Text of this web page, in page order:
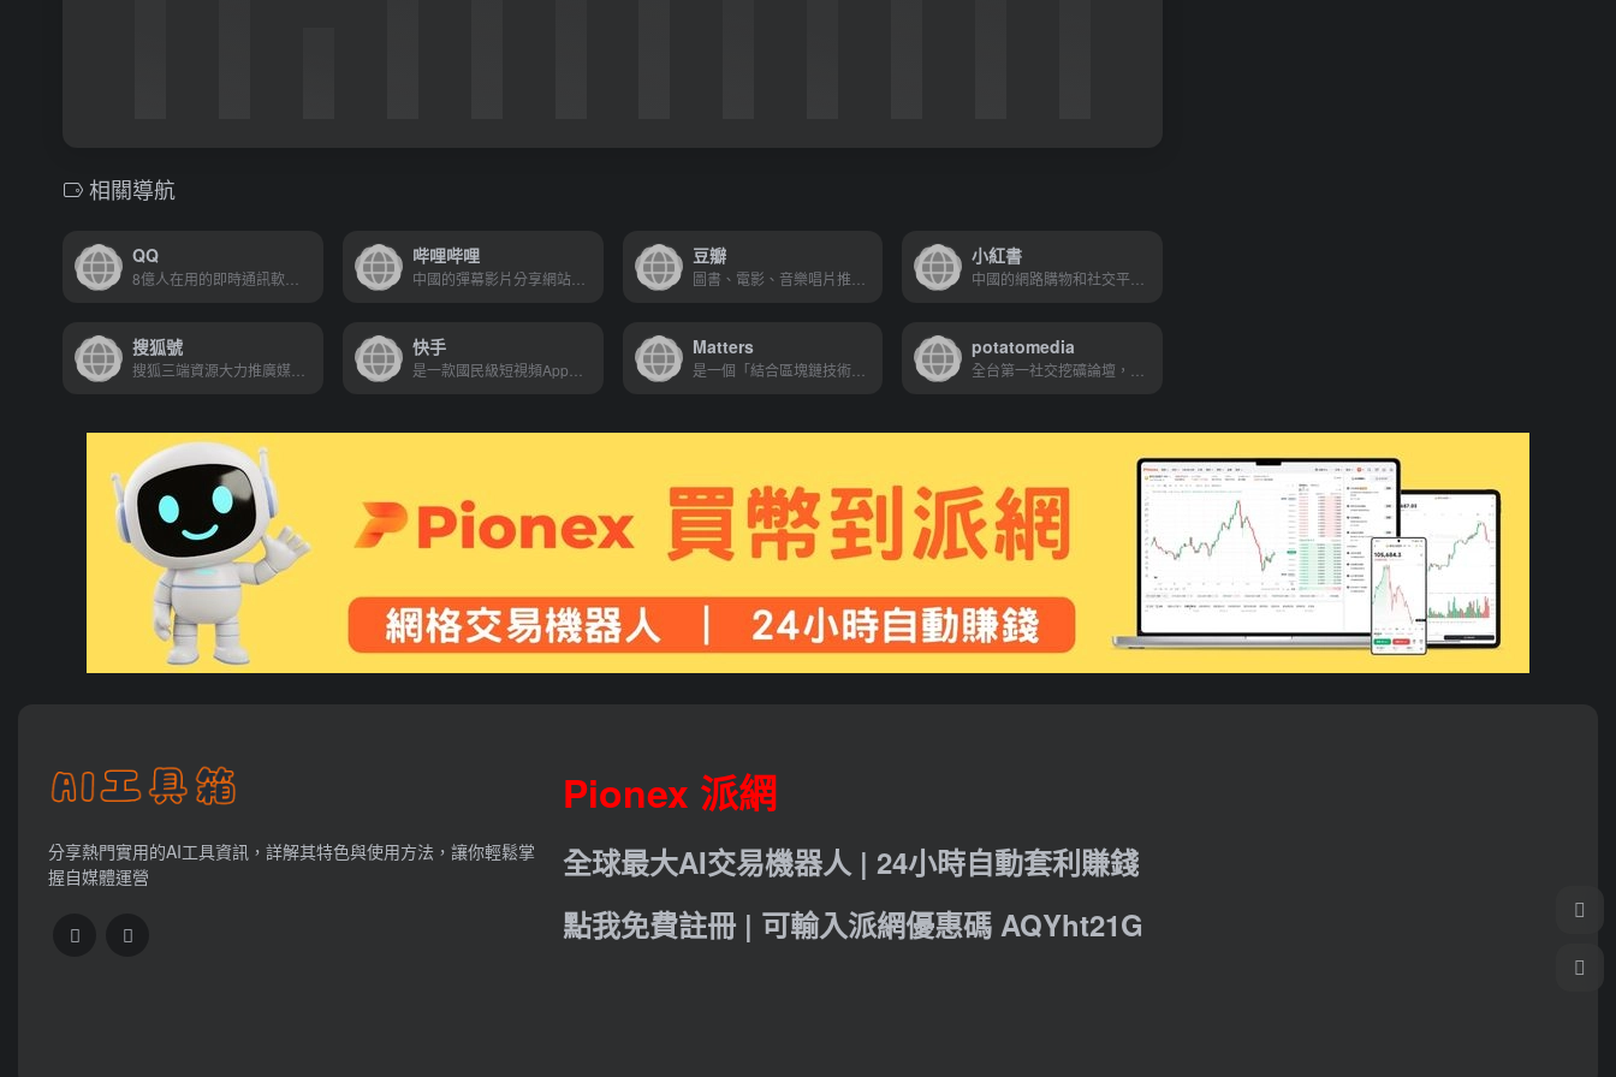
相關導航
QQ 哔哩哔哩
中國的彈幕影片分享網站，全稱為嗶哩嗶哩彈幕網，或簡稱為B站
豆瓣 小紅書
搜狐號 快手 Matters
是一個「結合區塊鏈技術」的寫作平台。可透過LikeCoin獲取額外收益
potatomedia
分享熱門實用的AI工具資訊，詳解其特色與使用方法，讓你輕鬆掌
握自媒體運營
Pionex 派網
全球最大AI交易機器人 | 24小時自動套利賺錢
點我免費註冊 | 可輸入派網優惠碼 AQYht21G